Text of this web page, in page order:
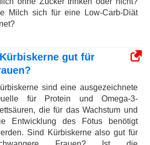
Milch sich für eine Low-Carb-Diät
gut für
sind eine ausgezeichnete
für Protein und Omega-3-
die für das Wachstum und
Entwicklung des Fötus benötigt
Sind Kürbiskerne also gut für